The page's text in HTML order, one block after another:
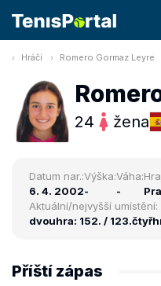
Hráči Romero Gormaz Leyre
24 žena
Datum nar.:
6. 4. 2002
Výška:
-
Váha:
-
Aktuální/nejvyšší umístění:
dvouhra: 152. / 123.
Příští zápas